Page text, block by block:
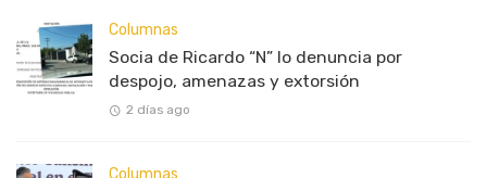
Columnas
Socia de Ricardo “N” lo denuncia por
despojo, amenazas y extorsión
2 días ago